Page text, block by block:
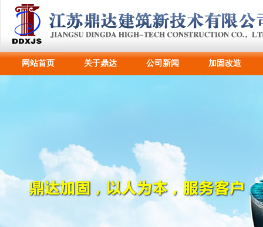
网站首页 关于鼎达 公司新闻 加固改造